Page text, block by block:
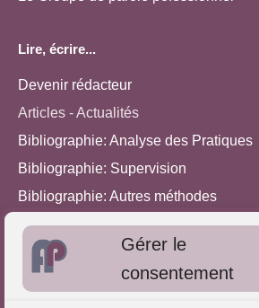
Gérer le
consentement
Lire, écrire...
Devenir rédacteur
Articles - Actualités
Bibliographie: Analyse des Pratiques
Bibliographie: Supervision
Bibliographie: Autres méthodes
Approches de l'Analyse des pratiques
Autres informations